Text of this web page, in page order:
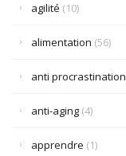
agilité (10)
alimentation (56)
anti procrastination
anti-aging (4)
apprendre (1)